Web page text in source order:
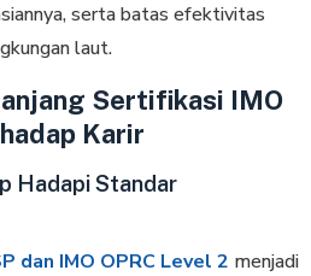
serta batas efektivitas
laut.
Sertifikasi IMO
Karir
Hadapi Standar
dan IMO OPRC Level 2 menjadi